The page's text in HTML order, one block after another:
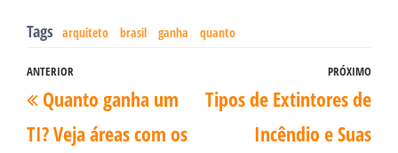
Tags arquiteto brasil ganha quanto
Navegação
de
Post
Post
anterior
ANTERIOR
Quanto ganha um
TI? Veja áreas com os
PRÓXIMO
Tipos de Extintores de
Incêndio e Suas